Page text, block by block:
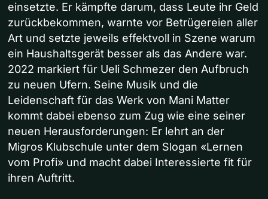
einsetzte. Er kämpfte darum, dass Leute ihr Geld
zurückbekommen, warnte vor Betrügereien aller
Art und setzte jeweils effektvoll in Szene warum
ein Haushaltsgerät besser als das Andere war.
2022 markiert für Ueli Schmezer den Aufbruch
zu neuen Ufern. Seine Musik und die
Leidenschaft für das Werk von Mani Matter
kommt dabei ebenso zum Zug wie eine seiner
neuen Herausforderungen: Er lehrt an der
Migros Klubschule unter dem Slogan «Lernen
vom Profi» und macht dabei Interessierte fit für
ihren Auftritt.